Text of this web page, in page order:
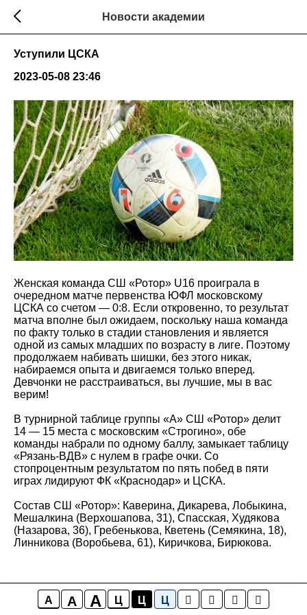
A A A Ц Ц Ц
Новости академии
Уступили ЦСКА
2023-05-08 23:46
Женская команда СШ «Ротор» U16 проиграла в
очередном матче первенства ЮФЛ московскому
ЦСКА со счетом — 0:8. Если откровенно, то результат
матча вполне был ожидаем, поскольку наша команда
по факту только в стадии становления и является
одной из самых младших по возрасту в лиге. Поэтому
продолжаем набивать шишки, без этого никак,
набираемся опыта и двигаемся только вперед.
Девчонки не расстраиваться, вы лучшие, мы в вас
верим!
В турнирной таблице группы «А» СШ «Ротор» делит
14 — 15 места с московским «Строгино», обе
команды набрали по одному баллу, замыкает таблицу
«Рязань-ВДВ» с нулем в графе очки. Со
стопроцентным результатом по пять побед в пяти
играх лидируют ФК «Краснодар» и ЦСКА.
Состав СШ «Ротор»: Каверина, Дикарева, Лобыкина,
Мешалкина (Верхошапова, 31), Спасская, Худякова
(Назарова, 36), Гребенькова, Кветень (Семякина, 18),
Линникова (Воробьева, 61), Киричкова, Бирюкова.